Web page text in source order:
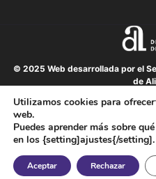
© 2025 Web desarrollada por el
de
Utilizamos cookies para
web.
Puedes aprender más sobre
en los {setting]ajustes{/setting].
Aceptar Rechazar